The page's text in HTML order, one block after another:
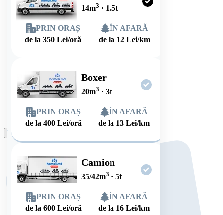
14m3 · 1.5t
PRIN ORAȘ
de la 350 Lei/oră
ÎN AFARĂ
de la 12 Lei/km
Boxer
20m3 · 3t
PRIN ORAȘ
de la400 Lei/oră
ÎN AFARĂ
de la 13 Lei/km
Camion
35/42m3 · 5t
PRIN ORAȘ
de la600 Lei/oră
ÎN AFARĂ
de la 16 Lei/km
Plasează comanda